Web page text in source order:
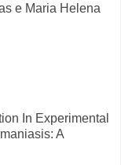
e Maria Helena
In Experimental
A